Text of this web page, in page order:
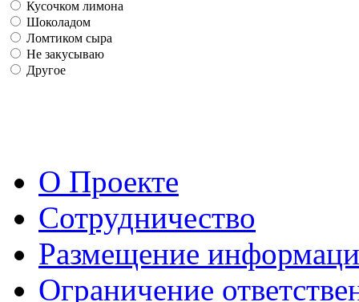
Кусочком лимона
Шоколадом
Ломтиком сыра
Не закусываю
Другое
О Проекте
Сотрудничество
Размещение
Ограничение